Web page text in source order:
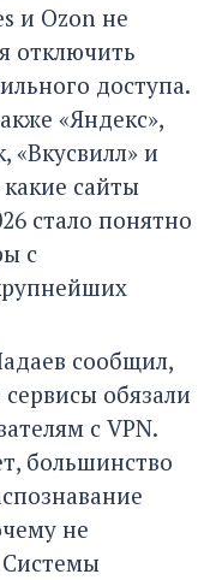
и Ozon не
отключить
доступа.
«Яндекс»,
«Вкусвилл» и
сайты
стало понятно
с
сообщил,
обязали
с VPN.
большинство
не
Системы